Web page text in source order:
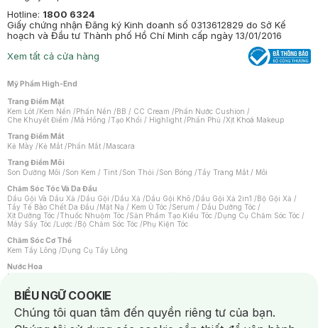
Hotline: 1800 6324
Giấy chứng nhận Đăng ký Kinh doanh số 0313612829 do Sở Kế
hoạch và Đầu tư Thành phố Hồ Chí Minh cấp ngày 13/01/2016
Xem tất cả cửa hàng
Mỹ Phẩm High-End
Trang Điểm Mặt
Kem Lót /Kem Nền /Phấn Nền /BB / CC Cream /Phấn Nước Cushion /
Che Khuyết Điểm /Má Hồng /Tạo Khối / Highlight /Phấn Phủ /Xịt Khoá Makeup
Trang Điểm Mắt
Kẻ Mày /Kẻ Mắt /Phấn Mắt /Mascara
Trang Điểm Môi
Son Dưỡng Môi /Son Kem / Tint /Son Thỏi /Son Bóng /Tẩy Trang Mắt / Môi
Chăm Sóc Tóc Và Da Đầu
Dầu Gội Và Dầu Xả /Dầu Gội /Dầu Xả /Dầu Gội Khô /Dầu Gội Xả 2in1 /Bộ Gội Xả /
Tẩy Tế Bào Chết Da Đầu /Mặt Nạ / Kem Ủ Tóc /Serum / Dầu Dưỡng Tóc /
Xịt Dưỡng Tóc /Thuốc Nhuộm Tóc /Sản Phẩm Tạo Kiểu Tóc /Dụng Cụ Chăm Sóc Tóc /
Máy Sấy Tóc /Lược /Bộ Chăm Sóc Tóc /Phụ Kiện Tóc
Chăm Sóc Cơ Thể
Kem Tẩy Lông /Dụng Cụ Tẩy Lông
Nước Hoa
Nước Hoa Nữ
Chăm Sóc Cá Nhân
Chống Muỗi /Khẩu Trang /Máy Massage/Mặt Nạ Xông Hơi /Nước Rửa Tay/
Sản Phẩm Chăm Sóc Khác /Bàn Chải Đánh Răng /Bàn Chải Điện/
BIỂU NGỮ COOKIE
Notice about cookies usage
Chúng tôi quan tâm đến quyền riêng tư của bạn.